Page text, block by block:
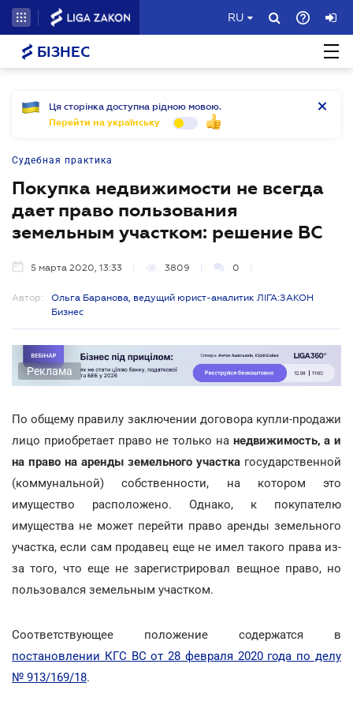
RU
БІЗНЕС
Ця сторінка доступна рідною мовою.
Перейти на українську
Судебная практика
Покупка недвижимости не всегда
дает право пользования
земельным участком: решение ВС
5 марта 2020, 13:33 3809 0
Автор:
Ольга Баранова, ведущий юрист-аналитик ЛІГА:ЗАКОН
Бизнес
Реклама
По общему правилу заключении договора купли-продажи
лицо приобретает право не только на недвижимость, а и
на право на аренды земельного участкагосударственной
(коммунальной) собственности, на котором это
имущество расположено. Однако, к покупателю
имущества не может перейти право аренды земельного
участка, если сам продавец еще не имел такого права из-
за того, что еще не зарегистрировал вещное право, но
пользовался земельным участком.
Соответствующее положение содержатся в
постановлении КГС ВС от 28 февраля 2020 года по делу
№ 913/169/18.